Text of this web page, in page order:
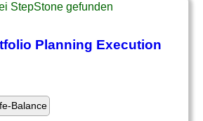
StepStone gefunden
Planning Execution
Balance